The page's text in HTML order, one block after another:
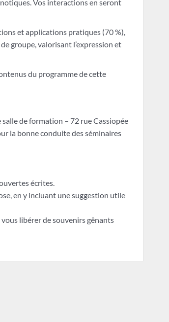
Vos interactions en seront
et applications pratiques (70 %),
groupe, valorisant l’expression et
du programme de cette
de formation – 72 rue Cassiopée
la bonne conduite des séminaires
écrites.
en y incluant une suggestion utile
libérer de souvenirs gênants